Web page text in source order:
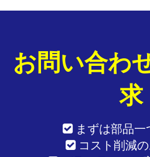
お問い合わ
求
まずは部品一
コスト削減